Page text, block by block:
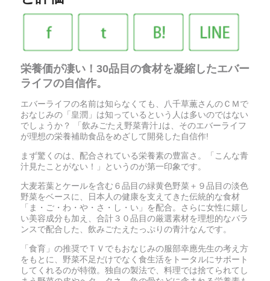
栄養価が凄い！30品目の食材を凝縮したエバー
ライフの自信作。
エバーライフの名前は知らなくても、八千草薫さんのＣＭで
おなじみの「皇潤」は知っているという人は多いのではない
でしょうか？ 「飲みごたえ野菜青汁｣は、そのエバーライフ
が理想の栄養補助食品をめざして開発した自信作!
まず驚くのは、配合されている栄養素の豊富さ。「こんな青
汁見たことがない！」というのが第一印象です。
大麦若葉とケールを含む６品目の緑黄色野菜＋９品目の淡色
野菜をベースに、日本人の健康を支えてきた伝統的な食材
「ま・ご・わ・や・さ・し・い」を配合。さらに女性に嬉し
い美容成分も加え、合計３０品目の厳選素材を理想的なバラ
ンスで配合した、飲みごたえたっぷりの青汁なんです。
「食育」の推奨でＴＶでもおなじみの服部幸應先生の考え方
をもとに、野菜不足だけでなく食生活をトータルにサポート
してくれるのが特徴。独自の製法で、料理では捨てられてし